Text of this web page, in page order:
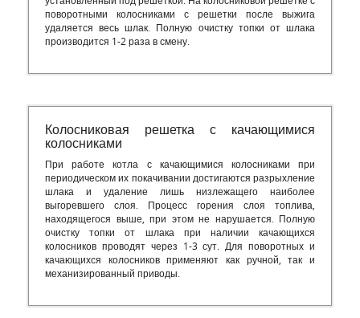
поворотными колосниками с решетки после выжига
удаляется весь шлак. Полную очистку топки от шлака
производится 1-2 раза в смену.
Колосниковая решетка с качающимися
колосниками
При работе котла с качающимися колосниками при
периодическом их покачивании достигаются разрыхление
шлака и удаление лишь низлежащего наиболее
выгоревшего слоя. Процесс горения слоя топлива,
находящегося выше, при этом не нарушается. Полную
очистку топки от шлака при наличии качающихся
колосников проводят через 1-3 сут. Для поворотных и
качающихся колосников применяют как ручной, так и
механизированный приводы.